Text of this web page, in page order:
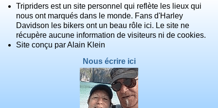
Tripriders est un site personnel qui reflète les lieux qui
nous ont marqués dans le monde. Fans d'Harley
Davidson les bikers ont un beau rôle ici. Le site ne
récupère aucune information de visiteurs ni de cookies.
Site conçu par Alain Klein
Nous écrire ici